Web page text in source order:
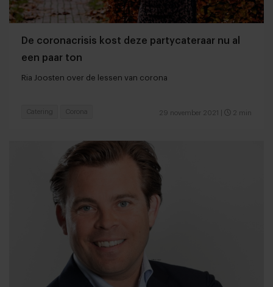
De coronacrisis kost deze partycateraar nu al
een paar ton
Ria Joosten over de lessen van corona
29 november 2021 2 min
Catering Corona